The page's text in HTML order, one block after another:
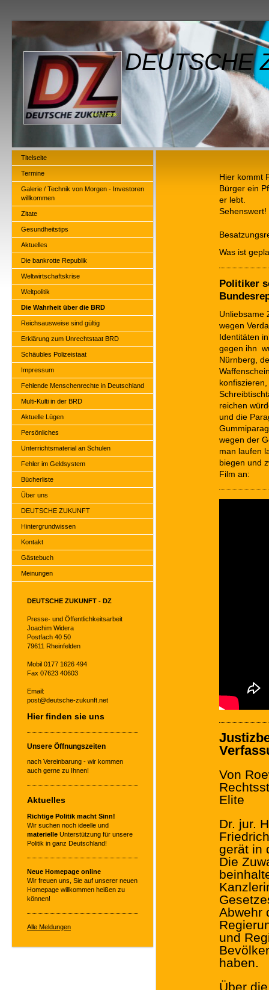
DEUTSCHE
Titelseite
Termine
Galerie / Technik von Morgen - Investoren
willkommen
Zitate
Gesundheitstips
Aktuelles
Die bankrotte Republik
Weltwirtschaftskrise
Weltpolitik
Die Wahrheit über die BRD
Reichsausweise sind gültig
Erklärung zum Unrechtstaat BRD
Schäubles Polizeistaat
Impressum
Fehlende Menschenrechte in Deutschland
Multi-Kulti in der BRD
Aktuelle Lügen
Persönliches
Unterrichtsmaterial an Schulen
Fehler im Geldsystem
Bücherliste
Über uns
DEUTSCHE ZUKUNFT
Hintergrundwissen
Kontakt
Gästebuch
Meinungen
DEUTSCHE ZUKUNFT - DZ
Presse- und Öffentlichkeitsarbeit
Joachim Widera
Postfach 40 50
79611 Rheinfelden
Mobil 0177 1626 494
Fax 07623 40603
Email:
post@deutsche-zukunft.net
Hier finden sie uns
Unsere Öffnungszeiten
nach Vereinbarung - wir kommen
auch gerne zu Ihnen!
Aktuelles
Richtige Politik macht Sinn!
Wir suchen noch ideelle und
materielle Unterstützung für unsere
Politik in ganz Deutschland!
Neue Homepage online
Wir freuen uns, Sie auf unserer neuen
Homepage willkommen heißen zu
können!
Alle Meldungen
Hier kommt
Bürger ein
er lebt.
Sehenswert!
Was ist
Politiker
Unliebsame
wegen
Identitäten
gegen ihn
Nürnberg,
reichen
und die
wegen der
man laufen
biegen und
Film an:
Von
Elite
Dr. jur.
gerät in
Die
Abwehr
und
haben.
Über